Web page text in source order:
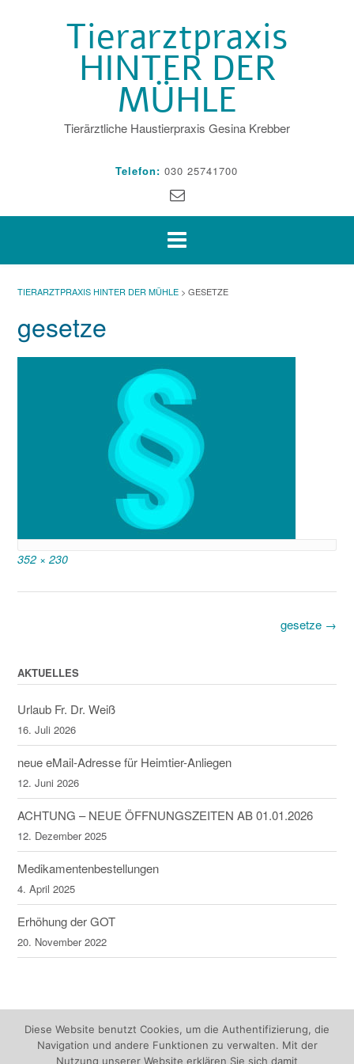
Tierarztpraxis
HINTER DER
MÜHLE
Tierärztliche Haustierpraxis Gesina Krebber
Telefon: 030 25741700
TIERARZTPRAXIS HINTER DER MÜHLE > GESETZE
gesetze
Full
352 × 230
gesetze →
AKTUELLES
Urlaub Fr. Dr. Weiß
16. Juli 2026
neue eMail-Adresse für Heimtier-Anliegen
12. Juni 2026
ACHTUNG – NEUE ÖFFNUNGSZEITEN AB 01.01.2026
12. Dezember 2025
Medikamentenbestellungen
4. April 2025
Erhöhung der GOT
20. November 2022
Diese Website benutzt Cookies, um die Authentifizierung, die
Navigation und andere Funktionen zu verwalten. Mit der
Nutzung unserer Website erklären Sie sich damit